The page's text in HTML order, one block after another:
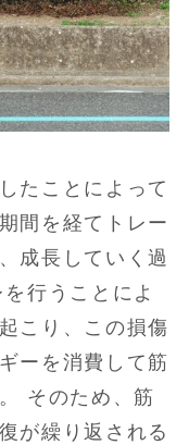
たことによって
間を経てトレー
成長していく過
行うことによ
こり、この損傷
ーを消費して筋
そのため、筋
が繰り返される